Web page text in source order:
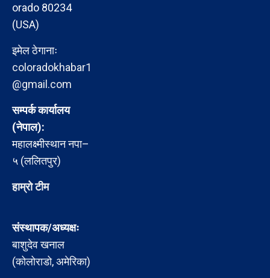
orado 80234
(USA)
इमेल ठेगानाः
coloradokhabar1
@gmail.com
सम्पर्क कार्यालय
(नेपाल):
महालक्ष्मीस्थान नपा–
५ (ललितपुर)
हाम्रो टीम
संस्थापक/अध्यक्षः
बाशुदेव खनाल
(कोलोराडो, अमेरिका)